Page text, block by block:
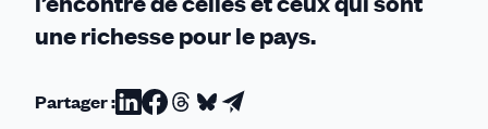
une richesse pour le pays.
Partager :Partager
Partager
Partager
Partager
Partager